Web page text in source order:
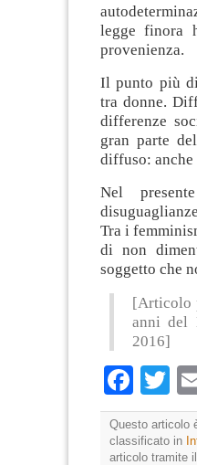
legge finora
provenienza.
Il punto più
tra donne.
differenze
gran parte
diffuso:
Nel
Tra i
di non
soggetto che
[Articolo
anni del
2016]
Questo articolo
classificato in
articolo tramite